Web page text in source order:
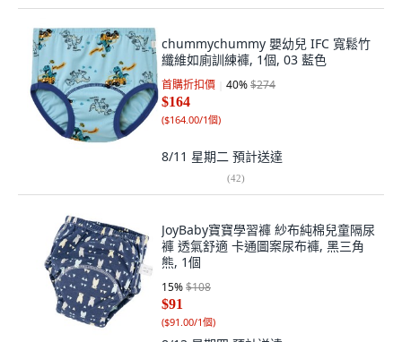
chummychummy 嬰幼兒 IFC 寬鬆竹
纖維如廁訓練褲, 1個, 03 藍色
首購折扣價 40%$274
$164
($164.00/1個)
8/11 星期二 預計送達
(42)
JoyBaby寶寶學習褲 紗布純棉兒童隔尿
褲 透氣舒適 卡通圖案尿布褲, 黑三角
熊, 1個
15%$108
$91
($91.00/1個)